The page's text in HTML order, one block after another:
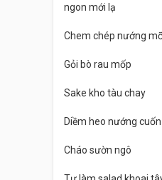
ngon mới lạ
Chem chép nướng
Gỏi bò rau mốp
Sake kho tàu chay
Diềm heo nướng
Cháo sườn ngô